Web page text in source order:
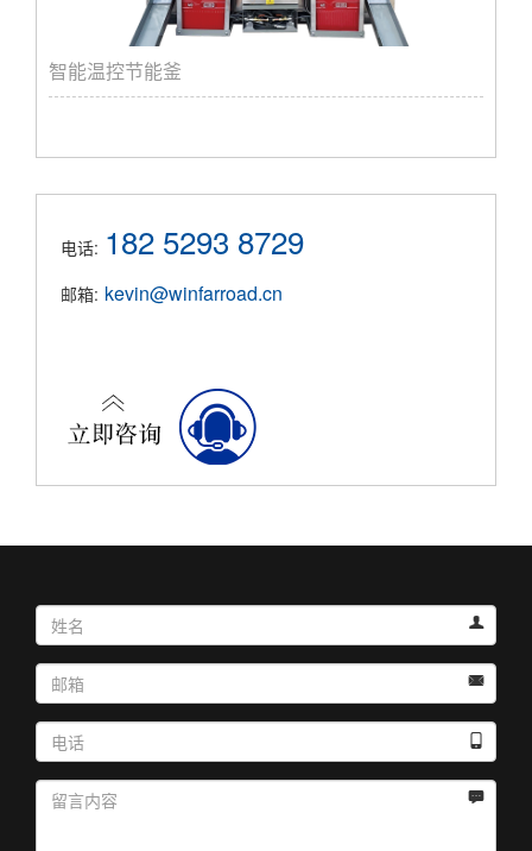
智能温控节能釜
电话: 182 5293 8729
邮箱: kevin@winfarroad.cn



